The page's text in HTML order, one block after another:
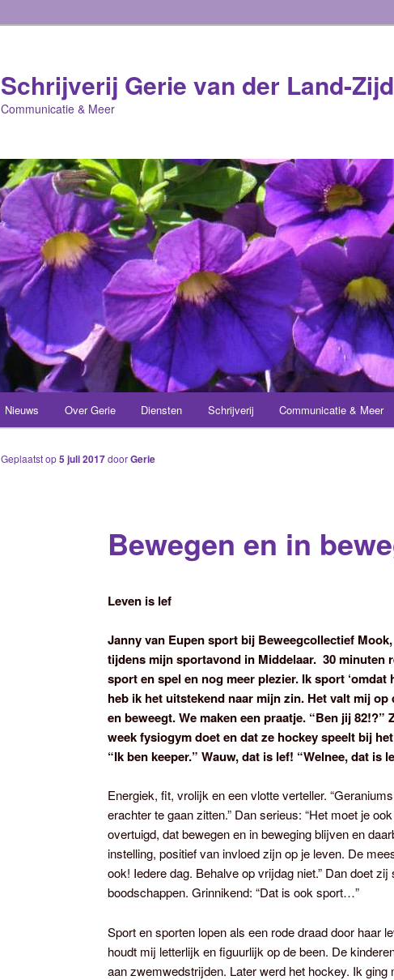
Schrijverij Gerie van der Land-
Communicatie & Meer
Spring
naar
Nieuws Over Gerie Diensten Schrijverij Communicatie & Meer
Bewegen en in
Geplaatst op5 juli 2017doorGerie
Leven is lef
Janny van Eupen sport bij Beweegcollectief
tijdens mijn sportavond in Middelaar. 30 minuten
sport en spel en nog meer plezier. Ik sport ‘omdat
heb ik het uitstekend naar mijn zin. Het valt mij
en beweegt. We maken een praatje. “Ben jij 82!?”
week fysiogym doet en dat ze hockey speelt bij
“Ik ben keeper.” Wauw, dat is lef! “Welnee, dat is
Energiek, fit, vrolijk en een vlotte verteller.
erachter te gaan zitten.” Dan serieus: “Het moet je
overtuigd, dat bewegen en in beweging blijven en
instelling, positief van invloed zijn op je leven. De
ook! Iedere dag. Behalve op vrijdag niet.” Dan doet
boodschappen. Grinnikend: “Dat is ook sport…”
Sport en sporten lopen als een rode draad door haar
houdt mij letterlijk en figuurlijk op de been. De
aan zwemwedstrijden. Later werd het hockey. Ik